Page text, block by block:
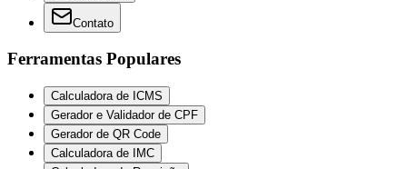
Contato
Ferramentas Populares
Calculadora de ICMS
Gerador e Validador de CPF
Gerador de QR Code
Calculadora de IMC